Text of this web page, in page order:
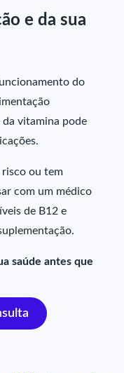
e da sua
do
vitamina pode
risco ou tem
com um médico
de B12 e
saúde antes que